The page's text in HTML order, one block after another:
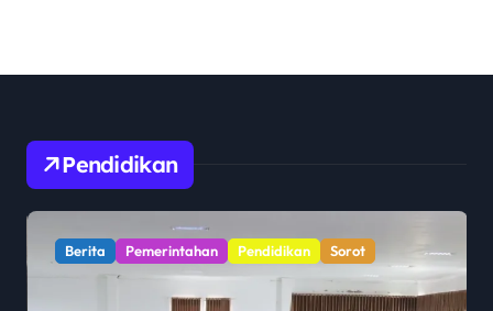
Pendidikan
Berita Pemerintahan Pendidikan Sorot